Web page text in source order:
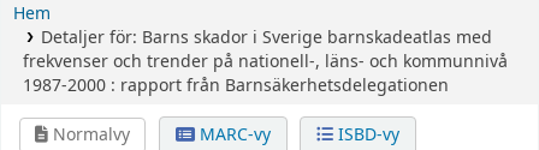
Hem
Detaljer för: Barns skador i Sverige barnskadeatlas med
frekvenser och trender på nationell-, läns- och kommunnivå
1987-2000 : rapport från Barnsäkerhetsdelegationen
Normalvy
MARC-vy ISBD-vy